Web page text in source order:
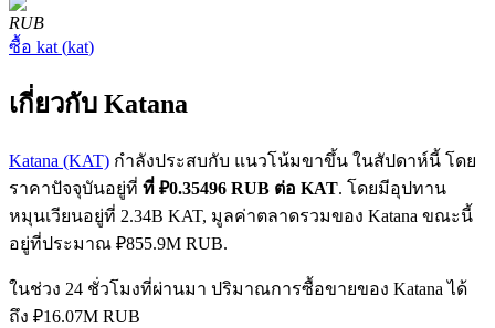
ฟิวเจอร์ส COIN-M
RUB
ซื้อ kat (kat)
เกี่ยวกับ Katana
Katana (KAT) กำลังประสบกับ แนวโน้มขาขึ้น ในสัปดาห์นี้ โดย
ราคาปัจจุบันอยู่ที่ ที่ ₽0.35496 RUB ต่อ KAT. โดยมีอุปทาน
หมุนเวียนอยู่ที่ 2.34B KAT, มูลค่าตลาดรวมของ Katana ขณะนี้
อยู่ที่ประมาณ ₽855.9M RUB.
ในช่วง 24 ชั่วโมงที่ผ่านมา ปริมาณการซื้อขายของ Katana ได้
ถึง ₽16.07M RUB